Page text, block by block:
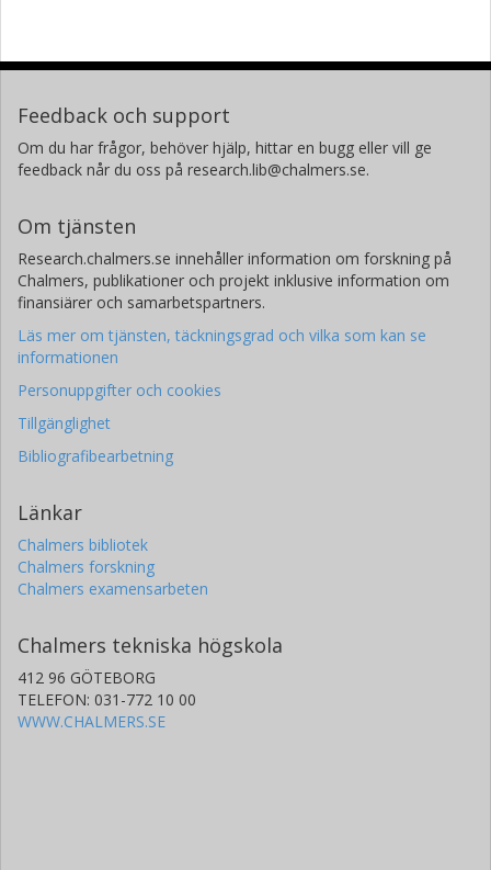
Feedback och support
Om du har frågor, behöver hjälp, hittar en bugg eller vill ge
feedback når du oss på research.lib@chalmers.se.
Om tjänsten
Research.chalmers.se innehåller information om forskning på
Chalmers, publikationer och projekt inklusive information om
finansiärer och samarbetspartners.
Läs mer om tjänsten, täckningsgrad och vilka som kan se
informationen
Personuppgifter och cookies
Tillgänglighet
Bibliografibearbetning
Länkar
Chalmers bibliotek
Chalmers forskning
Chalmers examensarbeten
Chalmers tekniska högskola
412 96 GÖTEBORG
TELEFON: 031-772 10 00
WWW.CHALMERS.SE